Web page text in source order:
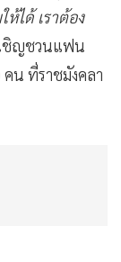
ห้ได้ เราต้อง
ชิญชวนแฟน
น ที่ราชมังคลา